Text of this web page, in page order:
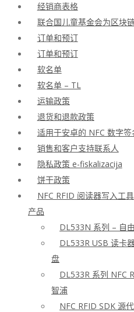
经销商表格
联合国儿童基金会为区块
订单和预订
订单和预订
软名单
软名单 – TL
运输政策
退货和退款政策
适用于安卓的 NFC 数字签
销售和客户支持联系人
隐私政策 e-fiskalizacija
饼干政策
NFC RFID 阅读器写入工
产品
DL533N 系列 – 自
DL533R USB 读卡
盘
DL533R 系列 NFC
智浦
NFC RFID SDK 源